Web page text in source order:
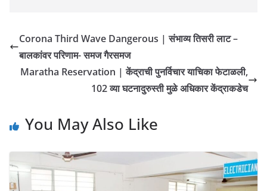
Corona Third Wave Dangerous | संभाव्य तिसरी लाट –
बालकांवर परिणाम- समज गैरसमज
Maratha Reservation | केंद्राची पुनर्विचार याचिका फेटाळली,
102 व्या घटनादुरुस्ती मुळे अधिकार केंद्राकडेच
You May Also Like